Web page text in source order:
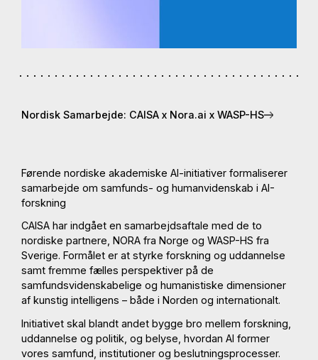
Nordisk Samarbejde: CAISA x Nora.ai x WASP-HS
Førende nordiske akademiske AI-initiativer formaliserer
samarbejde om samfunds- og humanvidenskab i AI-
forskning
CAISA har indgået en samarbejdsaftale med de to
nordiske partnere, NORA fra Norge og WASP-HS fra
Sverige. Formålet er at styrke forskning og uddannelse
samt fremme fælles perspektiver på de
samfundsvidenskabelige og humanistiske dimensioner
af kunstig intelligens – både i Norden og internationalt.
Initiativet skal blandt andet bygge bro mellem forskning,
uddannelse og politik, og belyse, hvordan AI former
vores samfund, institutioner og beslutningsprocesser.